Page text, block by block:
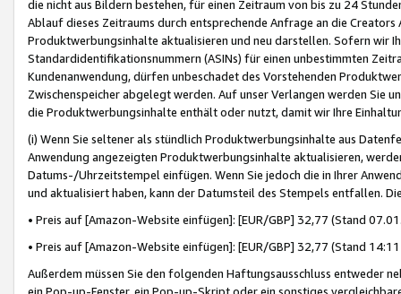
die nicht aus Bildern bestehen, für einen Zeitraum von bis zu 24
Ablauf dieses Zeitraums durch entsprechende Anfrage an die
Produktwerbungsinhalte aktualisieren und neu darstellen. Sofern wir
Standardidentifikationsnummern (ASINs) für einen unbestimmten
Kundenanwendung, dürfen unbeschadet des Vorstehenden
Zwischenspeicher abgelegt werden. Auf unser Verlangen werden Sie
die Produktwerbungsinhalte enthält oder nutzt, damit wir Ihre
(i) Wenn Sie seltener als stündlich Produktwerbungsinhalte aus
Anwendung angezeigten Produktwerbungsinhalte aktualisieren,
Datums-/Uhrzeitstempel einfügen. Wenn Sie jedoch die in Ihrer
und aktualisiert haben, kann der Datumsteil des Stempels entfallen.
• Preis auf [Amazon-Website einfügen]: [EUR/GBP] 32,77 (Stand
• Preis auf [Amazon-Website einfügen]: [EUR/GBP] 32,77 (Stand
Außerdem müssen Sie den folgenden Haftungsausschluss entweder
ein Pop-up-Fenster, ein Pop-up-Skript oder ein sonstiges